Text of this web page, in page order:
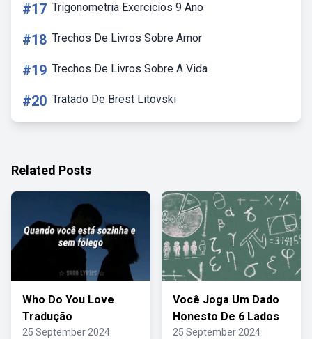
#17 Trigonometria Exercicios 9 Ano
#18 Trechos De Livros Sobre Amor
#19 Trechos De Livros Sobre A Vida
#20 Tratado De Brest Litovski
Related Posts
Who Do You Love
Tradução
25 September 2024
Você Joga Um Dado
Honesto De 6 Lados
25 September 2024